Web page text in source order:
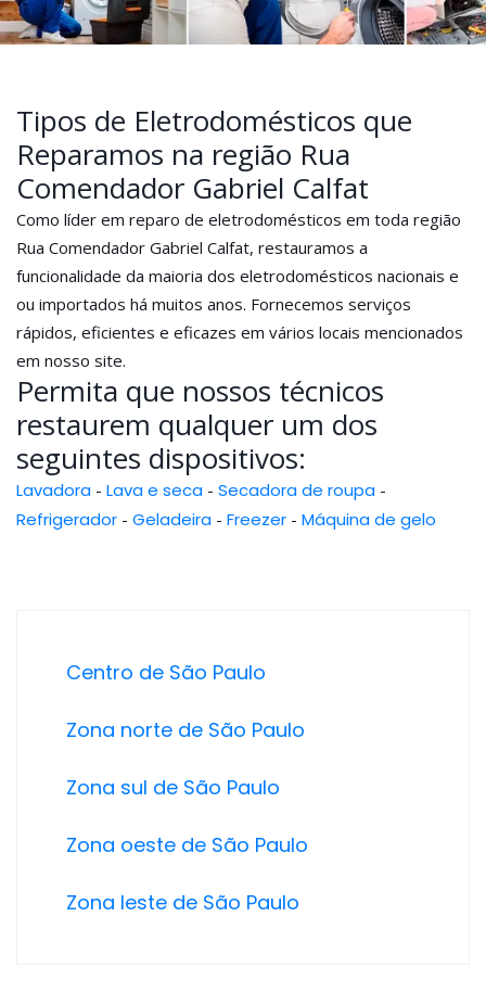
Tipos de Eletrodomésticos que
Reparamos na região Rua
Comendador Gabriel Calfat
Como líder em reparo de eletrodomésticos em toda região
Rua Comendador Gabriel Calfat, restauramos a
funcionalidade da maioria dos eletrodomésticos nacionais e
ou importados há muitos anos. Fornecemos serviços
rápidos, eficientes e eficazes em vários locais mencionados
em nosso site.
Permita que nossos técnicos
restaurem qualquer um dos
seguintes dispositivos:
Lavadora - Lava e seca - Secadora de roupa -
Refrigerador - Geladeira - Freezer - Máquina de gelo
Centro de São Paulo
Zona norte de São Paulo
Zona sul de São Paulo
Zona oeste de São Paulo
Zona leste de São Paulo